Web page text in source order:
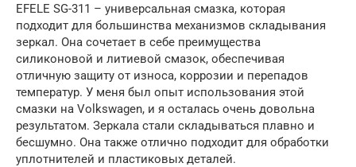
EFELE SG-311 – универсальная смазка, которая
подходит для большинства механизмов складывания
зеркал. Она сочетает в себе преимущества
силиконовой и литиевой смазок, обеспечивая
отличную защиту от износа, коррозии и перепадов
температур. У меня был опыт использования этой
смазки на Volkswagen, и я осталась очень довольна
результатом. Зеркала стали складываться плавно и
бесшумно. Она также отлично подходит для обработки
уплотнителей и пластиковых деталей.